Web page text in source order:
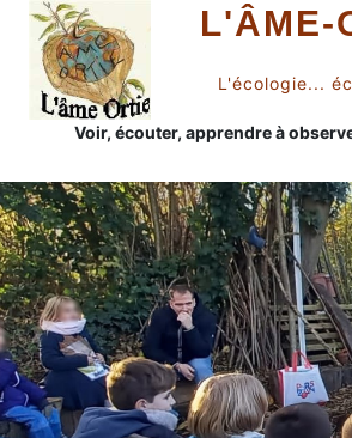
L'ÂME-
L'écologie...
Voir, écouter, apprendre à